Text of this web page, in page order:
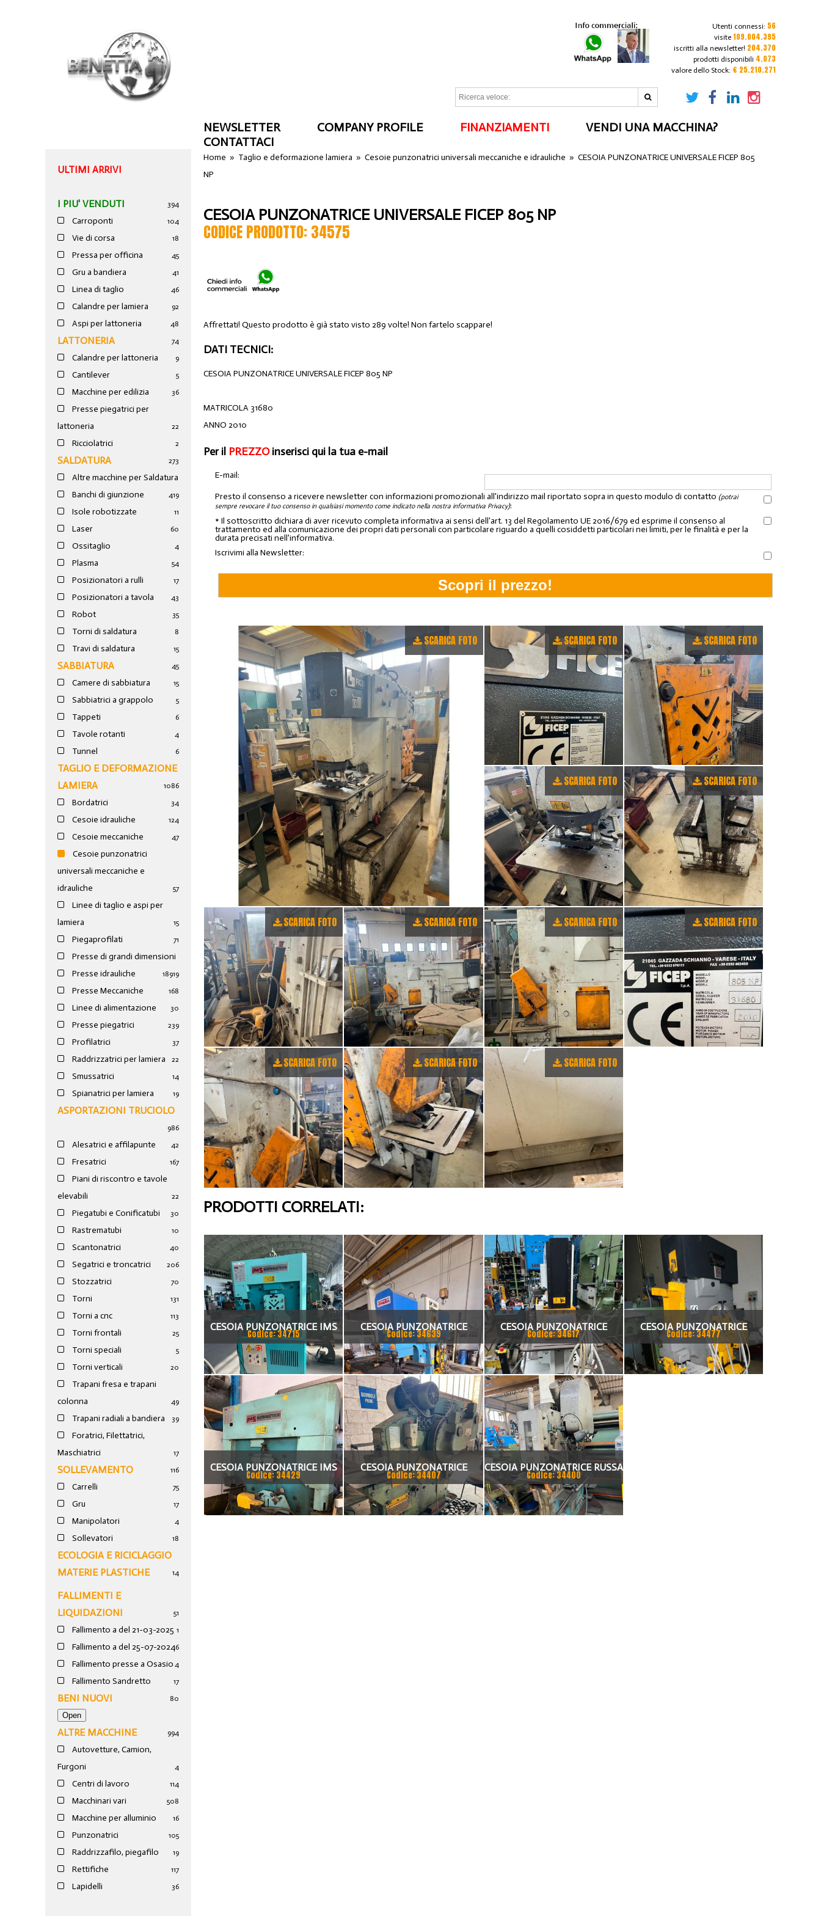
Utenti connessi: 56
visite 109.004.395
iscritti alla newsletter! 204.370
prodotti disponibili 4.073
valore dello Stock: € 25.210.271
NEWSLETTER COMPANY PROFILE FINANZIAMENTI
VENDI UNA MACCHINA?
CONTATTACI
ULTIMI ARRIVI
I PIU' VENDUTI 394
Carroponti 104
Vie di corsa 18
Pressa per officina 45
Gru a bandiera 41
Linea di taglio 46
Calandre per lamiera 92
Aspi per lattoneria 48
LATTONERIA 74
Calandre per lattoneria 9
Cantilever 5
Macchine per edilizia 36
Presse piegatrici per
lattoneria
22
Ricciolatrici 2
SALDATURA 273
Altre macchine per Saldatura
19
Banchi di giunzione 4
Isole robotizzate 11
Laser 60
Ossitaglio 4
Plasma 54
Posizionatori a rulli 17
Posizionatori a tavola 43
Robot 35
Torni di saldatura 8
Travi di saldatura 15
SABBIATURA 45
Camere di sabbiatura 15
Sabbiatrici a grappolo 5
Tappeti 6
Tavole rotanti 4
Tunnel 6
TAGLIO E DEFORMAZIONE
LAMIERA
1086
Bordatrici 34
Cesoie idrauliche 124
Cesoie meccaniche 47
Cesoie punzonatrici
universali meccaniche e
idrauliche
57
Linee di taglio e aspi per
lamiera
15
Piegaprofilati 71
Presse di grandi dimensioni
19
Presse idrauliche 189
Presse Meccaniche 168
Linee di alimentazione 30
Presse piegatrici 239
Profilatrici 37
Raddrizzatrici per lamiera 22
Smussatrici 14
Spianatrici per lamiera 19
ASPORTAZIONI TRUCIOLO
986
Alesatrici e affilapunte 42
Fresatrici 167
Piani di riscontro e tavole
elevabili
22
Piegatubi e Conificatubi 30
Rastrematubi 10
Scantonatrici 40
Segatrici e troncatrici 206
Stozzatrici 70
Torni 131
Torni a cnc 113
Torni frontali 25
Torni speciali 5
Torni verticali 20
Trapani fresa e trapani
colonna
49
Trapani radiali a bandiera 39
Foratrici, Filettatrici,
Maschiatrici
17
SOLLEVAMENTO 116
Carrelli 75
Gru 17
Manipolatori 4
Sollevatori 18
ECOLOGIA E RICICLAGGIO
MATERIE PLASTICHE
14
FALLIMENTI E
LIQUIDAZIONI
51
Fallimento a del 21-03-2025 1
Fallimento a del 25-07-20246
Fallimento presse a Osasio 4
Fallimento Sandretto 17
BENI NUOVI 80
ALTRE MACCHINE 994
Autovetture, Camion,
Furgoni
4
Centri di lavoro 114
Macchinari vari 508
Macchine per alluminio 16
Punzonatrici 105
Raddrizzafilo, piegafilo 19
Rettifiche 117
Lapidelli 36
Home » Taglio e deformazione lamiera »Cesoie punzonatrici universali meccaniche e idrauliche »CESOIA PUNZONATRICE UNIVERSALE FICEP 805
NP
CESOIA PUNZONATRICE UNIVERSALE FICEP 805 NP
CODICE PRODOTTO: 34575
Affrettati! Questo prodotto è già stato visto 289 volte! Non fartelo scappare!
DATI TECNICI:
CESOIA PUNZONATRICE UNIVERSALE FICEP 805 NP
MATRICOLA 31680
ANNO 2010
Per il PREZZOinserisci qui la tua e-mail
E-mail:
Presto il consenso a ricevere newsletter con informazioni promozionali all'indirizzo mail riportato sopra in questo modulo di contatto (potrai
sempre revocare il tuo consenso in qualsiasi momento come indicato nella nostra informativa Privacy):
* Il sottoscritto dichiara di aver ricevuto completa informativa ai sensi dell'art. 13 del Regolamento UE 2016/679 ed esprime il consenso al
trattamento ed alla comunicazione dei propri dati personali con particolare riguardo a quelli cosiddetti particolari nei limiti, per le finalità e per la
durata precisati nell'informativa.
Iscrivimi alla Newsletter:
SCARICA FOTO SCARICA FOTO SCARICA FOTO
SCARICA FOTO SCARICA FOTO
SCARICA FOTO SCARICA FOTO SCARICA FOTO SCARICA FOTO
SCARICA FOTO SCARICA FOTO SCARICA FOTO
PRODOTTI CORRELATI:
CESOIA PUNZONATRICE IMS
HY 36 VA
Codice: 34715
CESOIA PUNZONATRICE
UNIVERSALE OMERA 80 TON
Codice: 34639
CESOIA PUNZONATRICE
UNIVERSALE FICEP
Codice: 34617
CESOIA PUNZONATRICE
UNIVERSALE FICEP
Codice: 34477
CESOIA PUNZONATRICE IMS
Codice: 34429
CESOIA PUNZONATRICE
UNIVERSALCESOIA
PUNZONATRICE UNIVERSALE
Codice: 34407
CESOIA PUNZONATRICE RUSSA
MECCANICA UNIVERSALE
Codice: 34400